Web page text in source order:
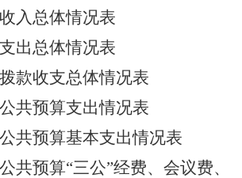
收入总体情况表
支出总体情况表
款收支总体情况表
共预算支出情况表
共预算基本支出情况表
共预算“三公”经费、会议费、